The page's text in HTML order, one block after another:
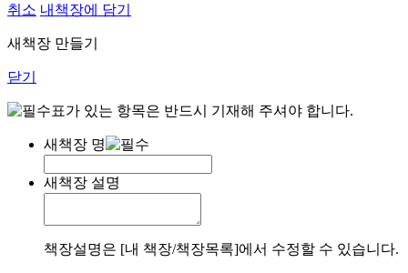
취소 내책장에 담기
새책장 만들기
닫기
표가 있는 항목은 반드시 기재해 주셔야 합니다.
새책장 명
새책장 설명
책장설명은 [내 책장/책장목록]에서 수정할 수 있습니다.